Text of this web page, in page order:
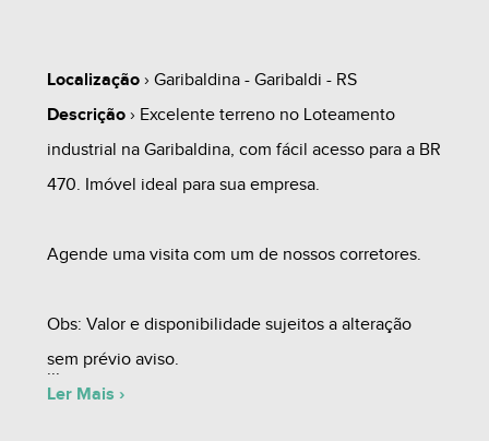
Localização› Garibaldina - Garibaldi - RS
Descrição› Excelente terreno no Loteamento
industrial na Garibaldina, com fácil acesso para a BR
470. Imóvel ideal para sua empresa.
Agende uma visita com um de nossos corretores.
Obs: Valor e disponibilidade sujeitos a alteração
sem prévio aviso.
Ler Mais ›